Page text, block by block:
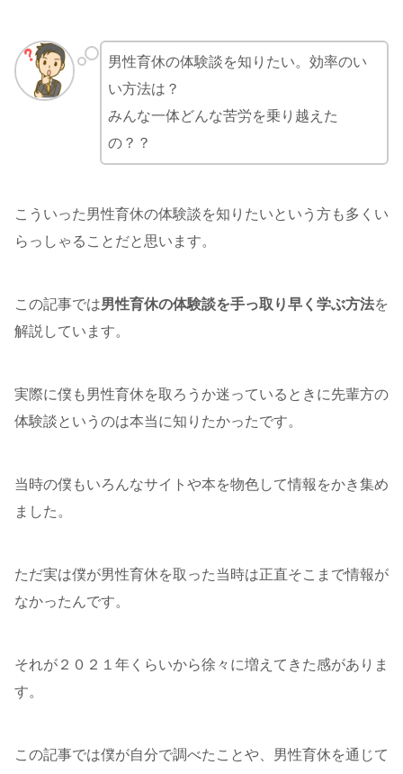
男性育休の体験談を知りたい。効率のい
い方法は？
みんな一体どんな苦労を乗り越えた
の？？
こういった男性育休の体験談を知りたいという方も多くい
らっしゃることだと思います。
この記事では男性育休の体験談を手っ取り早く学ぶ方法を
解説しています。
実際に僕も男性育休を取ろうか迷っているときに先輩方の
体験談というのは本当に知りたかったです。
当時の僕もいろんなサイトや本を物色して情報をかき集め
ました。
ただ実は僕が男性育休を取った当時は正直そこまで情報が
なかったんです。
それが２０２１年くらいから徐々に増えてきた感がありま
す。
この記事では僕が自分で調べたことや、男性育休を通じて